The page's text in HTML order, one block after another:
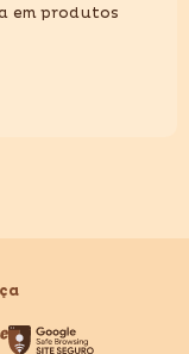
em produtos